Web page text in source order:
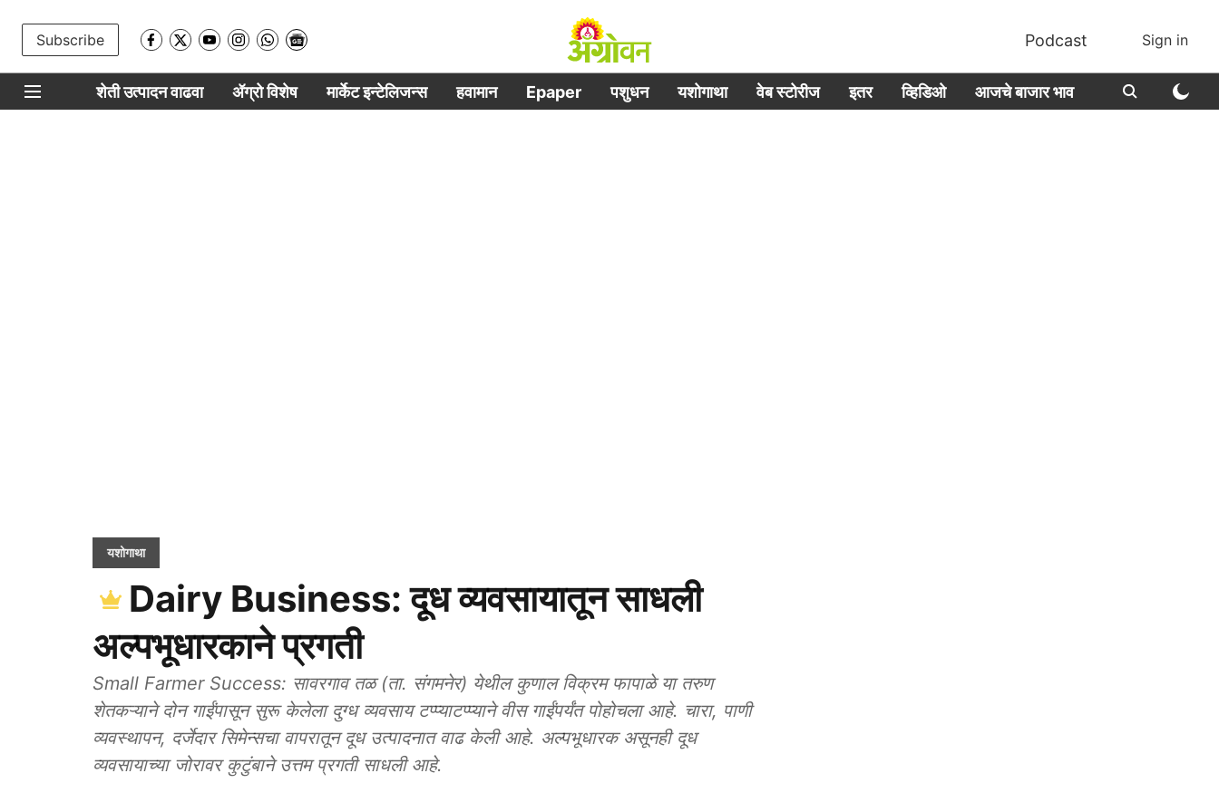
Subscribe Podcast Sign in
शेती उत्पादन वाढवा ॲग्रो विशेष मार्केट इन्टेलिजन्स हवामान Epaper पशुधन यशोगाथा वेब स्टोरीज इतर व्हिडिओ आजचे बाजार भाव
यशोगाथा
Dairy Business: दूध व्यवसायातून साधली
अल्पभूधारकाने प्रगती
Small Farmer Success: सावरगाव तळ (ता. संगमनेर) येथील कुणाल विक्रम फापाळे या तरुण
शेतकऱ्याने दोन गाईंपासून सुरू केलेला दुग्ध व्यवसाय टप्प्याटप्प्याने वीस गाईंपर्यंत पोहोचला आहे. चारा, पाणी
व्यवस्थापन, दर्जेदार सिमेन्सचा वापरातून दूध उत्पादनात वाढ केली आहे. अल्पभूधारक असूनही दूध
व्यवसायाच्या जोरावर कुटुंबाने उत्तम प्रगती साधली आहे.